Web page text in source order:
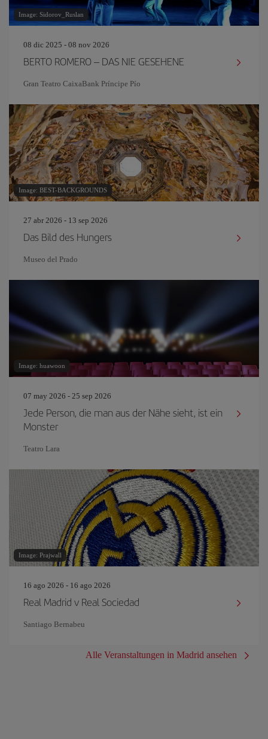
Image: Sidorov_Ruslan
08 dic 2025 - 08 nov 2026
BERTO ROMERO – DAS NIE GESEHENE
Gran Teatro CaixaBank Príncipe Pío
Image: BEST-BACKGROUNDS
27 abr 2026 - 13 sep 2026
Das Bild des Hungers
Museo del Prado
Image: huawoon
07 may 2026 - 25 sep 2026
Jede Person, die man aus der Nähe sieht, ist ein
Monster
Teatro Lara
Image: Prajwall
16 ago 2026 - 16 ago 2026
Real Madrid v Real Sociedad
Santiago Bernabeu
Alle Veranstaltungen in Madrid ansehen